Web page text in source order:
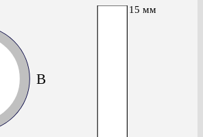
В
15 мм